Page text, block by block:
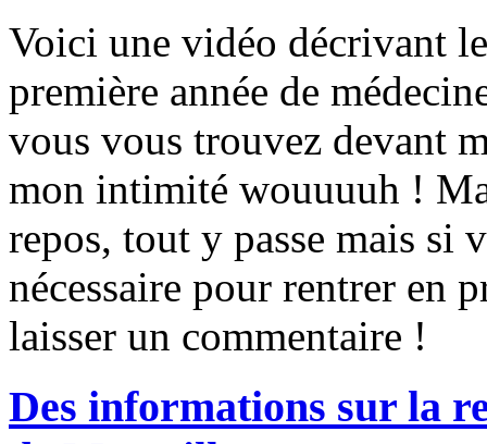
Voici une vidéo décrivant
première année de
vous vous trouvez devant
mon intimité wouuuuh !
repos, tout y passe mais si
nécessaire pour rentrer en
laisser un commentaire !
Des informations sur la